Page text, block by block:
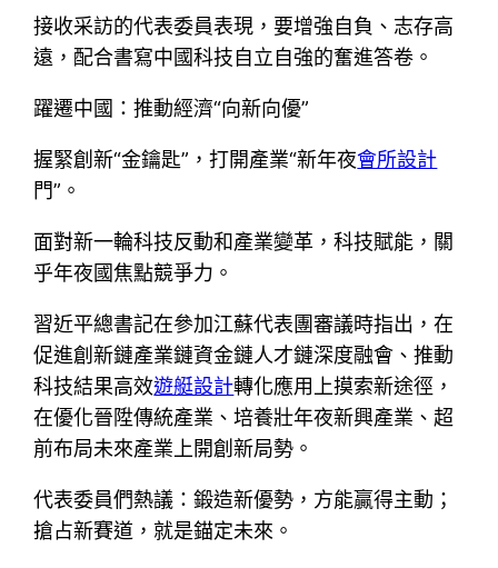
接收采訪的代表委員表現，要增強自負、志存高
遠，配合書寫中國科技自立自強的奮進答卷。
躍遷中國：推動經濟“向新向優”
握緊創新“金鑰匙”，打開產業“新年夜會所設計
門”。
面對新一輪科技反動和產業變革，科技賦能，關
乎年夜國焦點競爭力。
習近平總書記在參加江蘇代表團審議時指出，在
促進創新鏈產業鏈資金鏈人才鏈深度融會、推動
科技結果高效遊艇設計轉化應用上摸索新途徑，
在優化晉陞傳統產業、培養壯年夜新興產業、超
前布局未來產業上開創新局勢。
代表委員們熱議：鍛造新優勢，方能贏得主動；
搶占新賽道，就是錨定未來。